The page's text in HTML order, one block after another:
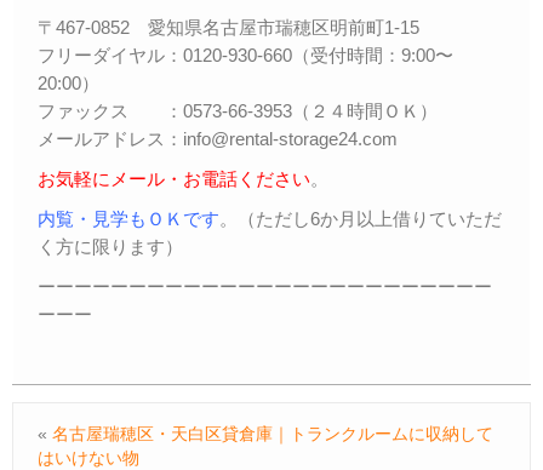
〒467-0852 愛知県名古屋市瑞穂区明前町1-15
フリーダイヤル：0120-930-660（受付時間：9:00〜
20:00）
ファックス ：0573-66-3953（２４時間ＯＫ）
メールアドレス：info@rental-storage24.com
お気軽にメール・お電話ください。
内覧・見学もＯＫです。（ただし6か月以上借りていただ
く方に限ります）
ーーーーーーーーーーーーーーーーーーーーーーーーー
ーーー
« 名古屋瑞穂区・天白区貸倉庫｜トランクルームに収納して
はいけない物